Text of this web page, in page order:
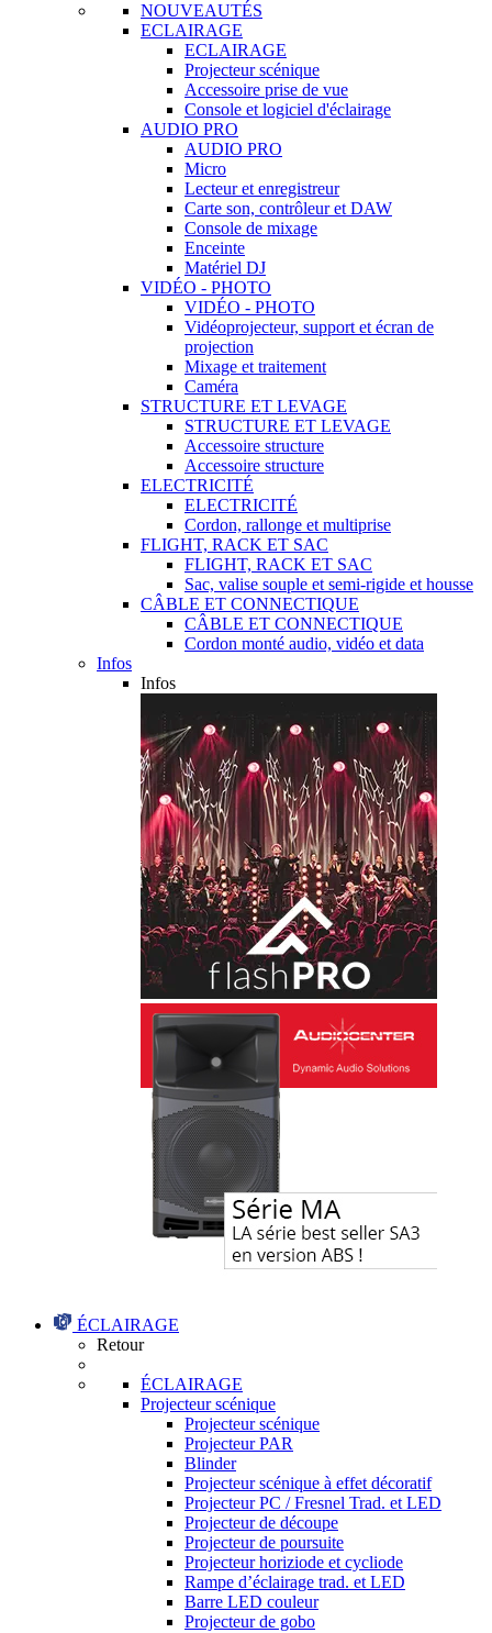
NOUVEAUTÉS
ECLAIRAGE
ECLAIRAGE
Projecteur scénique
Accessoire prise de vue
Console et logiciel d'éclairage
AUDIO PRO
AUDIO PRO
Micro
Lecteur et enregistreur
Carte son, contrôleur et DAW
Console de mixage
Enceinte
Matériel DJ
VIDÉO - PHOTO
VIDÉO - PHOTO
Vidéoprojecteur, support et écran de
projection
Mixage et traitement
Caméra
STRUCTURE ET LEVAGE
STRUCTURE ET LEVAGE
Accessoire structure
Accessoire structure
ELECTRICITÉ
ELECTRICITÉ
Cordon, rallonge et multiprise
FLIGHT, RACK ET SAC
FLIGHT, RACK ET SAC
Sac, valise souple et semi-rigide et housse
CÂBLE ET CONNECTIQUE
CÂBLE ET CONNECTIQUE
Cordon monté audio, vidéo et data
Infos
Infos
ÉCLAIRAGE
Retour
ÉCLAIRAGE
Projecteur scénique
Projecteur scénique
Projecteur PAR
Blinder
Projecteur scénique à effet décoratif
Projecteur PC / Fresnel Trad. et LED
Projecteur de découpe
Projecteur de poursuite
Projecteur horiziode et cycliode
Rampe d’éclairage trad. et LED
Barre LED couleur
Projecteur de gobo